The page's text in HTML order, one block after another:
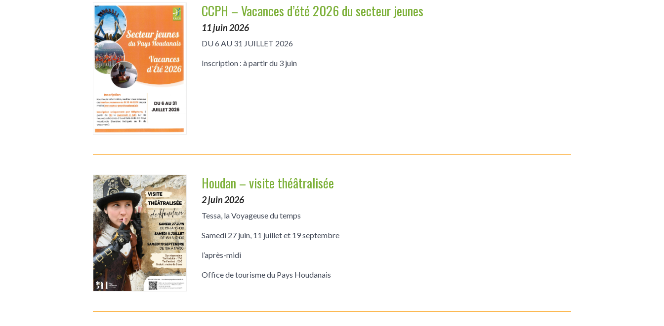
CCPH – Vacances d’été 2026 du secteur jeunes
11 juin 2026
DU 6 AU 31 JUILLET 2026
Inscription : à partir du 3 juin
Houdan – visite théâtralisée
2 juin 2026
Tessa, la Voyageuse du temps
Samedi 27 juin, 11 juillet et 19 septembre
l’après-midi
Office de tourisme du Pays Houdanais